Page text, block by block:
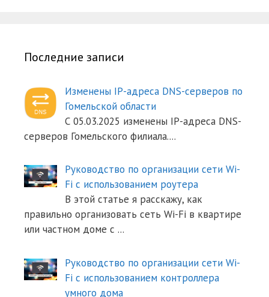
Последние записи
Изменены IP-адреса DNS-серверов по
Гомельской области
С 05.03.2025 изменены IP-адреса DNS-
серверов Гомельского филиала....
Руководство по организации сети Wi-
Fi с использованием роутера
В этой статье я расскажу, как
правильно организовать сеть Wi-Fi в квартире
или частном доме с ...
Руководство по организации сети Wi-
Fi с использованием контроллера
умного дома